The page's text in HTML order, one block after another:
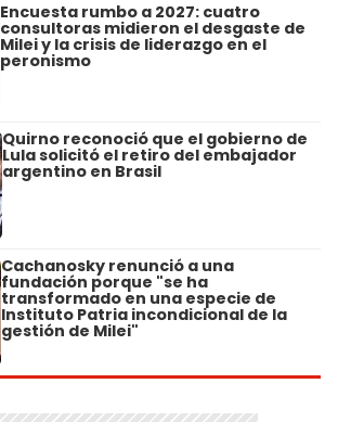
Encuesta rumbo a 2027: cuatro
consultoras midieron el desgaste de
Milei y la crisis de liderazgo en el
peronismo
Quirno reconoció que el gobierno de
Lula solicitó el retiro del embajador
argentino en Brasil
Cachanosky renunció a una
fundación porque "se ha
transformado en una especie de
Instituto Patria incondicional de la
gestión de Milei"